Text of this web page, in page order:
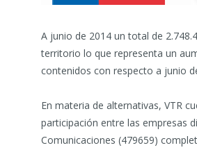
A junio de 2014 un total de
territorio lo que representa un
contenidos con respecto a junio
En materia de alternativas, VTR
participación entre las empresas
Comunicaciones (479659)